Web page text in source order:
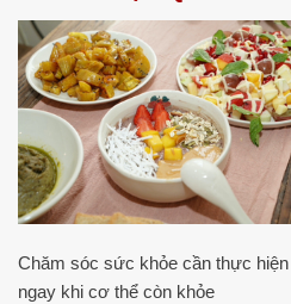
Chăm sóc sức khỏe cần thực hiện
ngay khi cơ thể còn khỏe